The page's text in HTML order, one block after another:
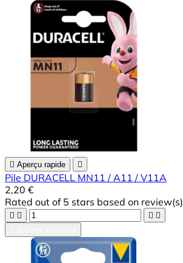
 Aperçu rapide 
Pile DURACELL MN11 / A11 / V11A
2,20 €
Rated out of 5 stars based on review(s)
   